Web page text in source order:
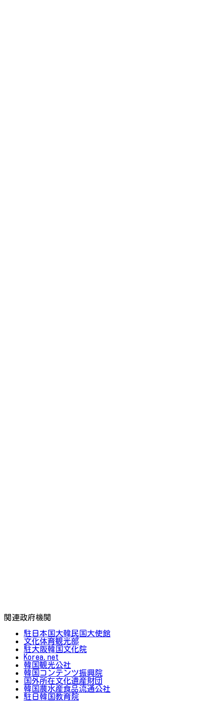
関連政府機関
駐日本国大韓民国大使館
文化体育観光部
駐大阪韓国文化院
Korea.net
韓国観光公社
韓国コンテンツ振興院
国外所在文化遺産財団
韓国農水産食品流通公社
駐日韓国教育院